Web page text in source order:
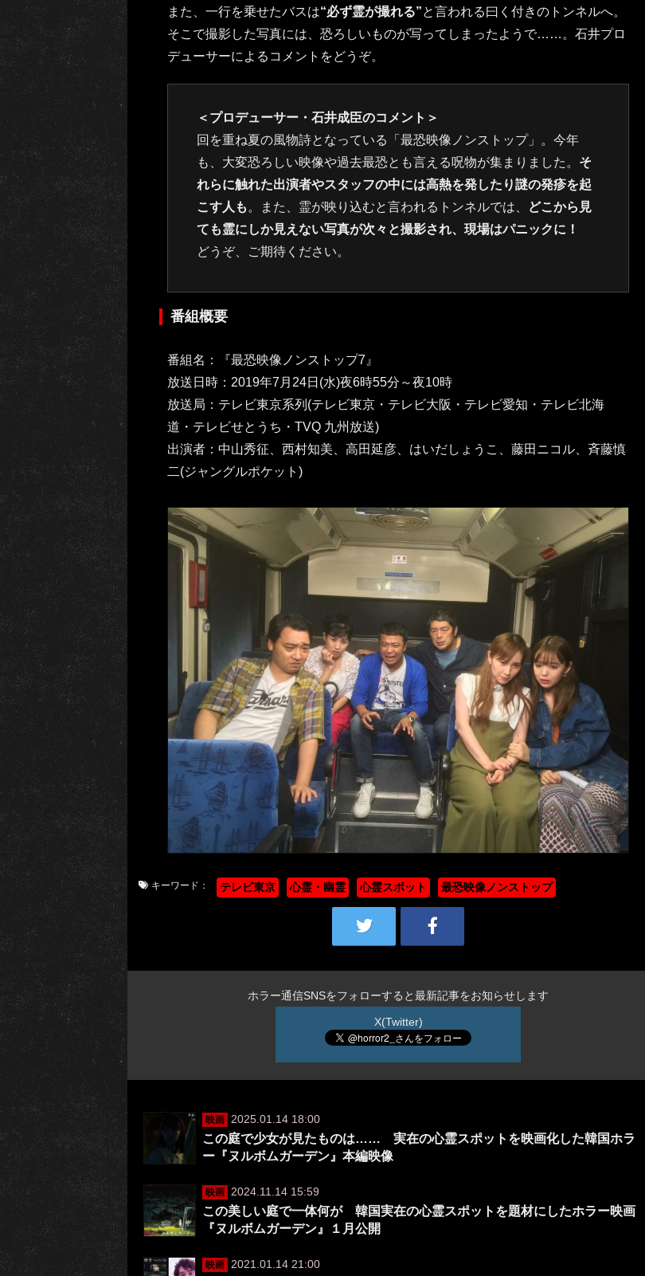
また、一行を乗せたバスは“必ず霊が撮れる”と言われる曰く付きのトンネルへ。
そこで撮影した写真には、恐ろしいものが写ってしまったようで……。石井プロ
デューサーによるコメントをどうぞ。
＜プロデューサー・石井成臣のコメント＞
回を重ね夏の風物詩となっている「最恐映像ノンストップ」。今年
も、大変恐ろしい映像や過去最恐とも言える呪物が集まりました。 そ
れらに触れた出演者やスタッフの中には高熱を発したり謎の発疹を起
こす人も 。また、霊が映り込むと言われるトンネルでは、
どこから見
ても霊にしか見えない写真が次々と撮影され、現場はパニックに！
どうぞ、ご期待ください。
番組概要
番組名：『最恐映像ノンストップ7』
放送日時：2019年7月24日(水)夜6時55分～夜10時
放送局：テレビ東京系列(テレビ東京・テレビ大阪・テレビ愛知・テレビ北海
道・テレビせとうち・TVQ 九州放送)
出演者：中山秀征、西村知美、高田延彦、はいだしょうこ、藤田ニコル、斉藤慎
二(ジャングルポケット)
キーワード： テレビ東京 心霊・幽霊 心霊スポット 最恐映像ノンストップ
ホラー通信SNSをフォローすると最新記事をお知らせします
X(Twitter)
映画 2025.01.14 18:00
この庭で少女が見たものは…… 実在の心霊スポットを映画化した韓国ホラ
ー『ヌルボムガーデン』本編映像
映画 2024.11.14 15:59
この美しい庭で一体何が 韓国実在の心霊スポットを題材にしたホラー映画
『ヌルボムガーデン』１月公開
映画 2021.01.14 21:00